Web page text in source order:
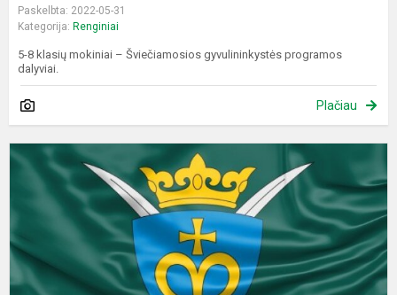
Paskelbta: 2022-05-31
Kategorija: Renginiai
5-8 klasių mokiniai – Šviečiamosios gyvulininkystės programos
dalyviai.
Plačiau